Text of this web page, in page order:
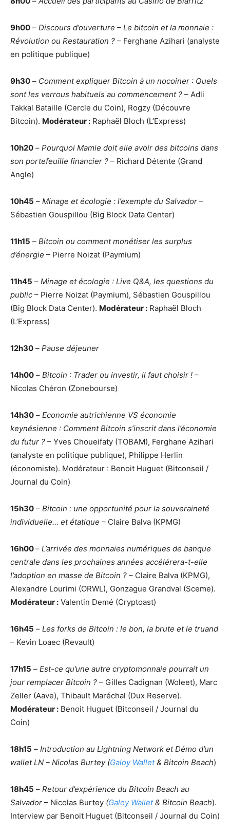
9h00 – Discours d’ouverture – Le bitcoin et la monnaie :
Révolution ou Restauration ? – Ferghane Azihari (analyste
en politique publique)
9h30 – Comment expliquer Bitcoin à un nocoiner : Quels
sont les verrous habituels au commencement ? – Adli
Takkal Bataille (Cercle du Coin), Rogzy (Découvre
Bitcoin). Modérateur : Raphaël Bloch (L’Express)
10h20 – Pourquoi Mamie doit elle avoir des bitcoins dans
son portefeuille financier ? – Richard Détente (Grand
Angle)
10h45 – Minage et écologie : l’exemple du Salvador –
Sébastien Gouspillou (Big Block Data Center)
11h15 – Bitcoin ou comment monétiser les surplus
d’énergie – Pierre Noizat (Paymium)
11h45 – Minage et écologie : Live Q&A, les questions du
public – Pierre Noizat (Paymium), Sébastien Gouspillou
(Big Block Data Center). Modérateur : Raphaël Bloch
(L’Express)
12h30 – Pause déjeuner
14h00 – Bitcoin : Trader ou investir, il faut choisir ! –
Nicolas Chéron (Zonebourse)
14h30 – Economie autrichienne VS économie
keynésienne : Comment Bitcoin s’inscrit dans l’économie
du futur ? – Yves Choueifaty (TOBAM), Ferghane Azihari
(analyste en politique publique), Philippe Herlin
(économiste). Modérateur : Benoit Huguet (Bitconseil /
Journal du Coin)
15h30 – Bitcoin : une opportunité pour la souveraineté
individuelle… et étatique – Claire Balva (KPMG)
16h00– L’arrivée des monnaies numériques de banque
centrale dans les prochaines années accélérera-t-elle
l’adoption en masse de Bitcoin ? – Claire Balva (KPMG),
Alexandre Lourimi (ORWL), Gonzague Grandval (Sceme).
Modérateur : Valentin Demé (Cryptoast)
16h45 – Les forks de Bitcoin : le bon, la brute et le truand
– Kevin Loaec (Revault)
17h15 – Est-ce qu’une autre cryptomonnaie pourrait un
jour remplacer Bitcoin ? – Gilles Cadignan (Woleet), Marc
Zeller (Aave), Thibault Maréchal (Dux Reserve).
Modérateur : Benoit Huguet (Bitconseil / Journal du
Coin)
18h15 – Introduction au Lightning Network etDémo d’un
wallet LN – Nicolas Burtey (Galoy Wallet& Bitcoin Beach)
18h45 – Retour d’expérience du Bitcoin Beach au
Salvador – Nicolas Burtey (Galoy Wallet& Bitcoin Beach).
Interview par Benoit Huguet (Bitconseil / Journal du Coin)